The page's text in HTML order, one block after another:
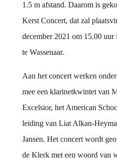
1.5 m afstand. Daarom is
Kerst Concert, dat zal
december 2021 om 15.00
te Wassenaar.
Aan het concert werken
mee een klarinetkwintet van
Excelsior, het American
leiding van Liat Alkan-
Jansen. Het concert wordt
de Klerk met een woord van